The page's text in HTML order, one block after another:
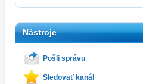
Nástroje
Pošli správu
Sledovať kanál